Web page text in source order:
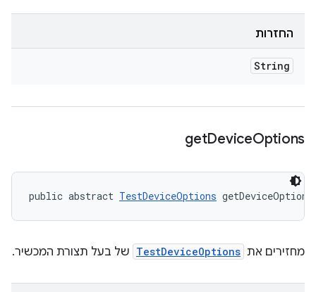
החזרות
String
getDeviceOptions
public abstract TestDeviceOptions
מחזירים את TestDeviceOptions של בעל תצורת המכשיר.